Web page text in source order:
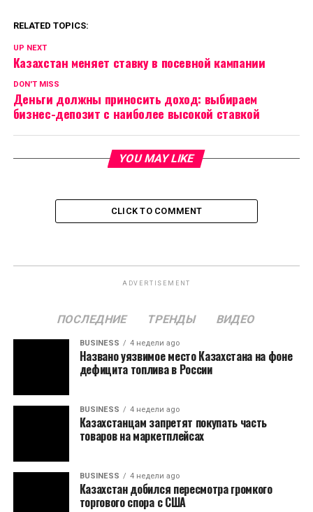
RELATED TOPICS:
UP NEXT
Казахстан меняет ставку в посевной кампании
DON'T MISS
Деньги должны приносить доход: выбираем
бизнес-депозит с наиболее высокой ставкой
YOU MAY LIKE
CLICK TO COMMENT
ADVERTISEMENT
ПОСЛЕДНИЕ ТРЕНДЫ ВИДЕО
BUSINESS 4 недели ago
Названо уязвимое место Казахстана на фоне
дефицита топлива в России
BUSINESS 4 недели ago
Казахстанцам запретят покупать часть
товаров на маркетплейсах
BUSINESS 4 недели ago
Казахстан добился пересмотра громкого
торгового спора с США